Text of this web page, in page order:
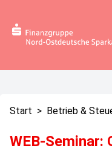
Start > Betrieb &
WEB-Seminar: